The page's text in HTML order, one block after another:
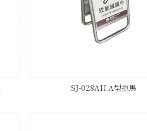
SJ-028AH A型拒馬